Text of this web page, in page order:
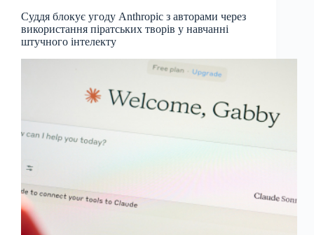
Суддя блокує угоду Anthropic з авторами через
використання піратських творів у навчанні
штучного інтелекту